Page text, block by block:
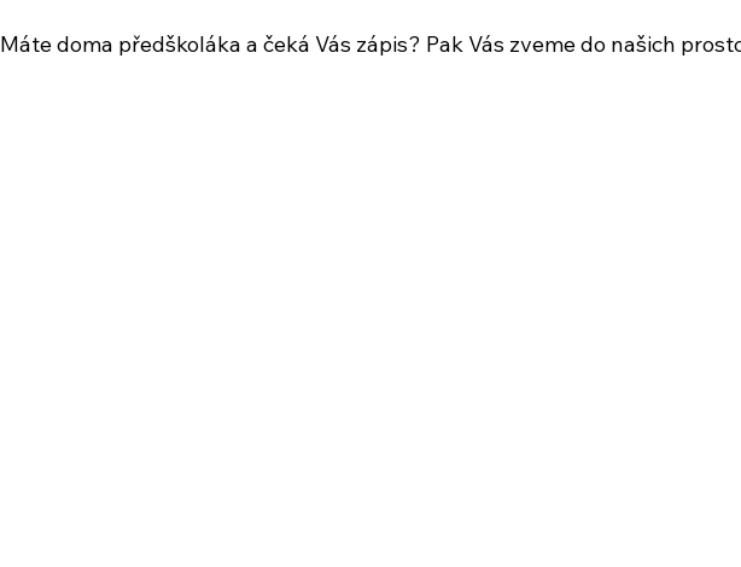
Máte doma předškoláka a čeká Vás zápis? Pak Vás zveme do našich